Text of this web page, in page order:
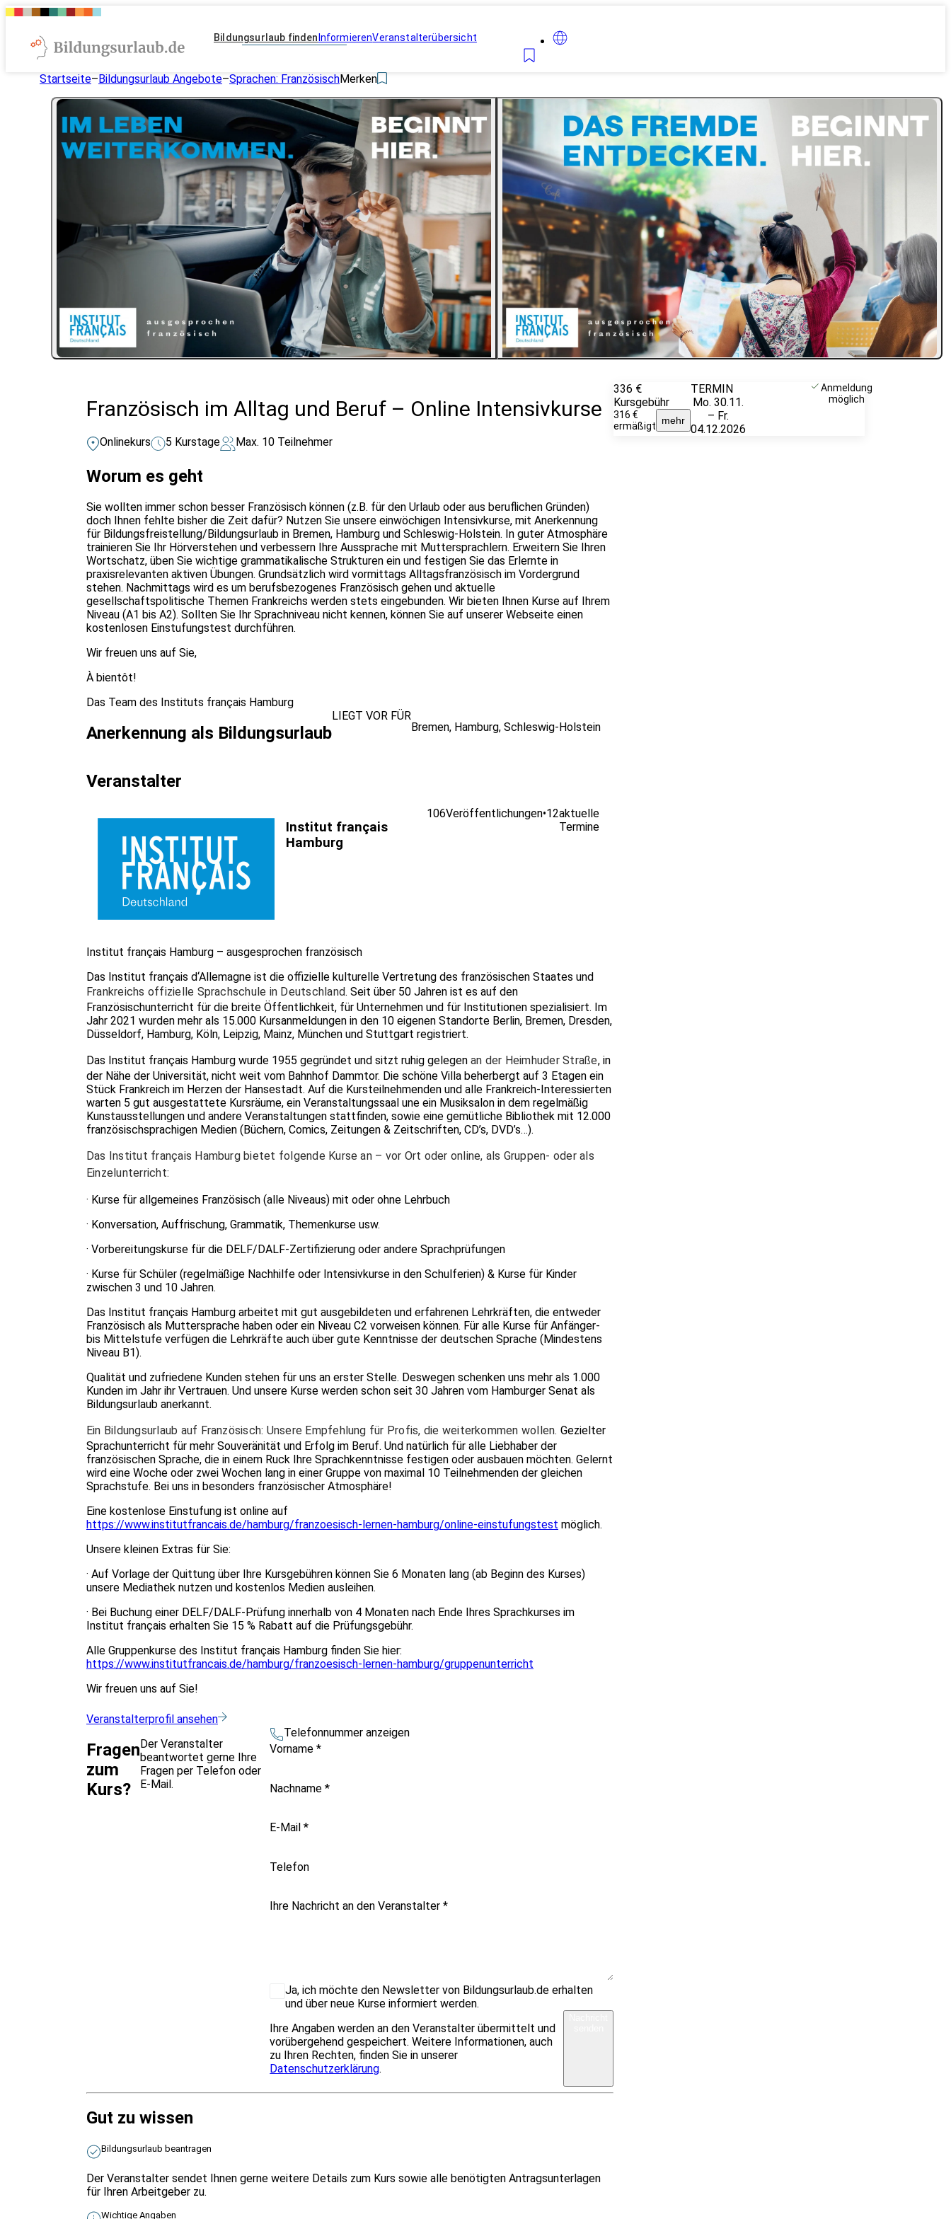
Bildungsurlaub finden InformierenVeranstalterübersicht
Startseite–Bildungsurlaub Angebote–Sprachen: FranzösischMerken
Französisch im Alltag und Beruf – Online Intensivkurse
Onlinekurs 5 Kurstage Max. 10 Teilnehmer
Worum es geht
Sie wollten immer schon besser Französisch können (z.B. für den Urlaub oder aus beruflichen Gründen)
doch Ihnen fehlte bisher die Zeit dafür? Nutzen Sie unsere einwöchigen Intensivkurse, mit Anerkennung
für Bildungsfreistellung/Bildungsurlaub in Bremen, Hamburg und Schleswig-Holstein. In guter Atmosphäre
trainieren Sie Ihr Hörverstehen und verbessern Ihre Aussprache mit Muttersprachlern. Erweitern Sie Ihren
Wortschatz, üben Sie wichtige grammatikalische Strukturen ein und festigen Sie das Erlernte in
praxisrelevanten aktiven Übungen. Grundsätzlich wird vormittags Alltagsfranzösisch im Vordergrund
stehen. Nachmittags wird es um berufsbezogenes Französisch gehen und aktuelle
gesellschaftspolitische Themen Frankreichs werden stets eingebunden. Wir bieten Ihnen Kurse auf Ihrem
Niveau (A1 bis A2). Sollten Sie Ihr Sprachniveau nicht kennen, können Sie auf unserer Webseite einen
kostenlosen Einstufungstest durchführen.
Wir freuen uns auf Sie,
À bientôt!
Das Team des Instituts français Hamburg
Anerkennung als Bildungsurlaub
LIEGT VOR FÜR
Bremen, Hamburg, Schleswig-Holstein
Veranstalter
Institut français
Hamburg
106Veröffentlichungen•12aktuelle
Termine
Institut français Hamburg – ausgesprochen französisch
Das Institut français d‘Allemagne ist die offizielle kulturelle Vertretung des französischen Staates und
Frankreichs offizielle Sprachschule in Deutschland. Seit über 50 Jahren ist es auf den
Französischunterricht für die breite Öffentlichkeit, für Unternehmen und für Institutionen spezialisiert. Im
Jahr 2021 wurden mehr als 15.000 Kursanmeldungen in den 10 eigenen Standorte Berlin, Bremen, Dresden,
Düsseldorf, Hamburg, Köln, Leipzig, Mainz, München und Stuttgart registriert.
Das Institut français Hamburg wurde 1955 gegründet und sitzt ruhig gelegen an der Heimhuder Straße, in
der Nähe der Universität, nicht weit vom Bahnhof Dammtor. Die schöne Villa beherbergt auf 3 Etagen ein
Stück Frankreich im Herzen der Hansestadt. Auf die Kursteilnehmenden und alle Frankreich-Interessierten
warten 5 gut ausgestattete Kursräume, ein Veranstaltungssaal une ein Musiksalon in dem regelmäßig
Kunstausstellungen und andere Veranstaltungen stattfinden, sowie eine gemütliche Bibliothek mit 12.000
französischsprachigen Medien (Büchern, Comics, Zeitungen & Zeitschriften, CD’s, DVD’s…).
Das Institut français Hamburg bietet folgende Kurse an – vor Ort oder online, als Gruppen- oder als
Einzelunterricht:
· Kurse für allgemeines Französisch (alle Niveaus) mit oder ohne Lehrbuch
· Konversation, Auffrischung, Grammatik, Themenkurse usw.
· Vorbereitungskurse für die DELF/DALF-Zertifizierung oder andere Sprachprüfungen
· Kurse für Schüler (regelmäßige Nachhilfe oder Intensivkurse in den Schulferien) & Kurse für Kinder
zwischen 3 und 10 Jahren.
Das Institut français Hamburg arbeitet mit gut ausgebildeten und erfahrenen Lehrkräften, die entweder
Französisch als Muttersprache haben oder ein Niveau C2 vorweisen können. Für alle Kurse für Anfänger-
bis Mittelstufe verfügen die Lehrkräfte auch über gute Kenntnisse der deutschen Sprache (Mindestens
Niveau B1).
Qualität und zufriedene Kunden stehen für uns an erster Stelle. Deswegen schenken uns mehr als 1.000
Kunden im Jahr ihr Vertrauen. Und unsere Kurse werden schon seit 30 Jahren vom Hamburger Senat als
Bildungsurlaub anerkannt.
Ein Bildungsurlaub auf Französisch: Unsere Empfehlung für Profis, die weiterkommen wollen. Gezielter
Sprachunterricht für mehr Souveränität und Erfolg im Beruf. Und natürlich für alle Liebhaber der
französischen Sprache, die in einem Ruck Ihre Sprachkenntnisse festigen oder ausbauen möchten. Gelernt
wird eine Woche oder zwei Wochen lang in einer Gruppe von maximal 10 Teilnehmenden der gleichen
Sprachstufe. Bei uns in besonders französischer Atmosphäre!
Eine kostenlose Einstufung ist online auf
https://www.institutfrancais.de/hamburg/franzoesisch-lernen-hamburg/online-einstufungstest möglich.
Unsere kleinen Extras für Sie:
· Auf Vorlage der Quittung über Ihre Kursgebühren können Sie 6 Monaten lang (ab Beginn des Kurses)
unsere Mediathek nutzen und kostenlos Medien ausleihen.
· Bei Buchung einer DELF/DALF-Prüfung innerhalb von 4 Monaten nach Ende Ihres Sprachkurses im
Institut français erhalten Sie 15 % Rabatt auf die Prüfungsgebühr.
Alle Gruppenkurse des Institut français Hamburg finden Sie hier:
https://www.institutfrancais.de/hamburg/franzoesisch-lernen-hamburg/gruppenunterricht
Wir freuen uns auf Sie!
Veranstalterprofil ansehen
Fragen
zum
Kurs?
Der Veranstalter
beantwortet gerne Ihre
Fragen per Telefon oder
E-Mail.
Telefonnummer anzeigen
Vorname*
Nachname*
E-Mail*
Telefon
Ihre Nachricht an den Veranstalter*
Ja, ich möchte den Newsletter von Bildungsurlaub.de erhalten
und über neue Kurse informiert werden.
Ihre Angaben werden an den Veranstalter übermittelt und
vorübergehend gespeichert. Weitere Informationen, auch
zu Ihren Rechten, finden Sie in unserer
Datenschutzerklärung.
Gut zu wissen
Bildungsurlaub beantragen
Der Veranstalter sendet Ihnen gerne weitere Details zum Kurs sowie alle benötigten Antragsunterlagen
für Ihren Arbeitgeber zu.
Wichtige Angaben
336 €
Kursgebühr
316 €
ermäßigt
mehr
TERMIN
Mo. 30.11.
– Fr.
04.12.2026
Anmeldung
möglich